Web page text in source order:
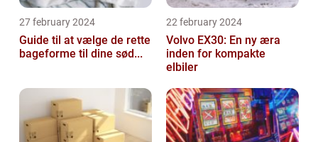
27 february 2024
Guide til at vælge de rette
bageforme til dine sød...
22 february 2024
Volvo EX30: En ny æra
inden for kompakte
elbiler